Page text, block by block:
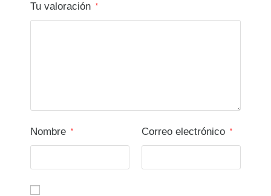
Tu valoración *
Nombre * Correo electrónico *